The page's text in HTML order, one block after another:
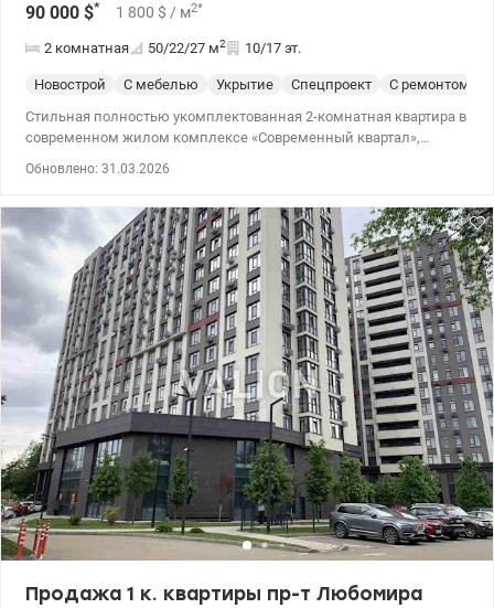
90 000 $* 1 800 $ / м2*
2 комнатная 50/22/27 м2 10/17 эт.
Новострой С мебелью Укрытие Спецпроект
С ремонтом
Стильная полностью укомплектованная 2-комнатная квартира в
современном жилом комплексе «Современный квартал»,
характеристики: Площадь: 50 м² Этаж: 10/17 Состояние: С
энергоэффективная: зимой отопление даже не включалось,
температура в квартире была выше +20°C Современные
коммуникации: индивидуальные счётчики тепла, воды,
электроэнергии Низкие коммунальные платежи: 1300–1400
грн/мес (включая обслуживание территории,
видеонаблюдение, обслуживание лифтов, охрану) Никогда не
было перебоев со светом и водой Современный ремонт: дорогая
мягкая мебель, кондиционер, телевизор, кухонный гарнитур.
Установлен фильтр для воды (осмос) Удобное зонирование:
стильная перегородка отделяет зону балкона от гостиной.
Инфраструктура ЖК: Детский сад Магазины, кафе, салон
красоты Современная детская площадка и зона барбекю
Видеонаблюдение и охрана 2 лифта и красивая гостевая зона
Локация: 5 минут пешком до парков «Юность» и «Генерала
Потапова» Удобная транспортная развязка: скоростной трамвай,
автобусы, маршрутки Быстрый доступ к центру города, ТРЦ
«Украина», цирку и железнодорожному вокзалу Цена 90000 у.е.
Обновлено: 31.03.2026
Продажа 1 к. квартиры пр-т Любомира